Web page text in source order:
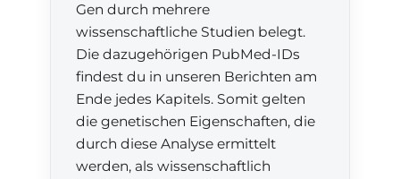
Gen durch mehrere
wissenschaftliche Studien belegt.
Die dazugehörigen PubMed-IDs
findest du in unseren Berichten am
Ende jedes Kapitels. Somit gelten
die genetischen Eigenschaften, die
durch diese Analyse ermittelt
werden, als wissenschaftlich